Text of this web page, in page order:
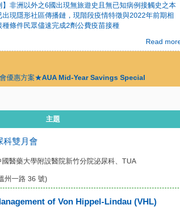
】非洲以外之6國出現無旅遊史且無已知病例接觸史之本
出現隱形社區傳播鏈，現階段疫情特徵與2022年前期相
種條件民眾儘速完成2劑公費疫苗接種
Read
優惠方案★AUA Mid-Year Savings Special
主題
科雙月會
醫藥大學附設醫院新竹分院泌尿科、TUA
州一路 36 號)
of Von Hippel-Lindau (VHL)